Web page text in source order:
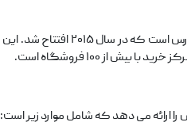
از ۱۰۰ فروشگاه است.
می دهد که شامل موارد زیر است: